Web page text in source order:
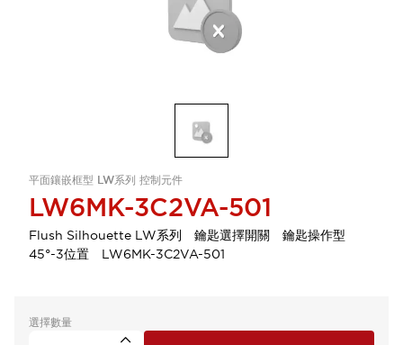
平面鑲嵌框型 LW系列 控制元件
LW6MK-3C2VA-501
Flush Silhouette LW系列 鑰匙選擇開關 鑰匙操作型
45°-3位置 LW6MK-3C2VA-501
選擇數量